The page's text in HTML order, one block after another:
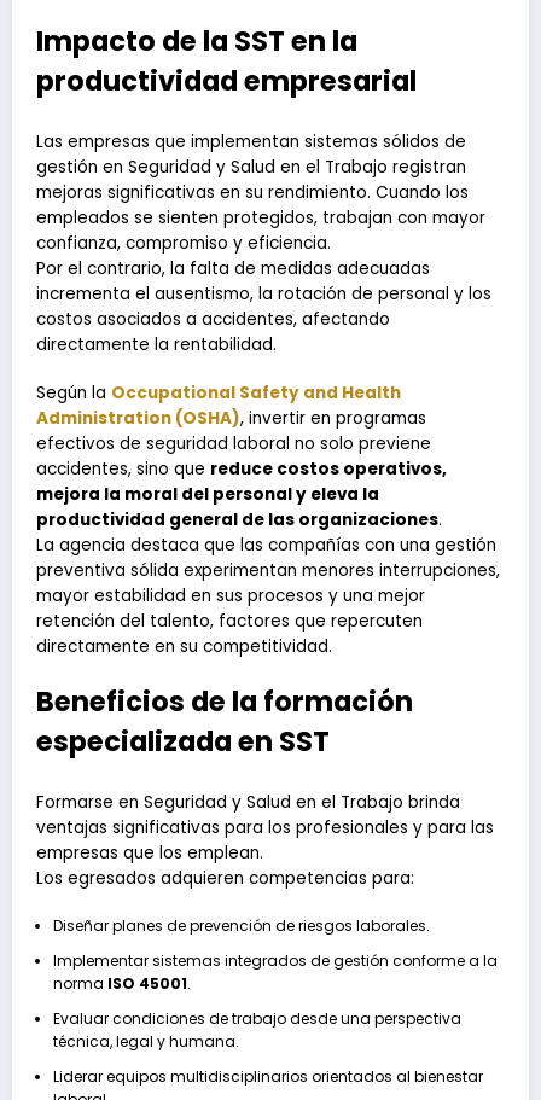
Impacto de la SST en la
productividad empresarial
Las empresas que implementan sistemas sólidos de
gestión en Seguridad y Salud en el Trabajo registran
mejoras significativas en su rendimiento. Cuando los
empleados se sienten protegidos, trabajan con mayor
confianza, compromiso y eficiencia.
Por el contrario, la falta de medidas adecuadas
incrementa el ausentismo, la rotación de personal y los
costos asociados a accidentes, afectando
directamente la rentabilidad.
Según la Occupational Safety and Health
Administration (OSHA), invertir en programas
efectivos de seguridad laboral no solo previene
accidentes, sino que reduce costos operativos,
mejora la moral del personal y eleva la
productividad general de las organizaciones.
La agencia destaca que las compañías con una gestión
preventiva sólida experimentan menores interrupciones,
mayor estabilidad en sus procesos y una mejor
retención del talento, factores que repercuten
directamente en su competitividad.
Beneficios de la formación
especializada en SST
Formarse en Seguridad y Salud en el Trabajo brinda
ventajas significativas para los profesionales y para las
empresas que los emplean.
Los egresados adquieren competencias para:
Diseñar planes de prevención de riesgos laborales.
Implementar sistemas integrados de gestión conforme a la
norma ISO 45001.
Evaluar condiciones de trabajo desde una perspectiva
técnica, legal y humana.
Liderar equipos multidisciplinarios orientados al bienestar